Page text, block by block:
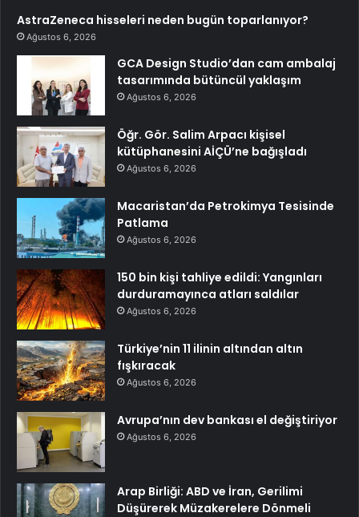
AstraZeneca hisseleri neden bugün toparlanıyor?
Ağustos 6, 2026
GCA Design Studio’dan cam ambalaj
tasarımında bütüncül yaklaşım
Ağustos 6, 2026
Öğr. Gör. Salim Arpacı kişisel
kütüphanesini AİÇÜ’ne bağışladı
Ağustos 6, 2026
Macaristan’da Petrokimya Tesisinde
Patlama
Ağustos 6, 2026
150 bin kişi tahliye edildi: Yangınları
durduramayınca atları saldılar
Ağustos 6, 2026
Türkiye’nin 11 ilinin altından altın
fışkıracak
Ağustos 6, 2026
Avrupa’nın dev bankası el değiştiriyor
Ağustos 6, 2026
Arap Birliği: ABD ve İran, Gerilimi
Düşürerek Müzakerelere Dönmeli